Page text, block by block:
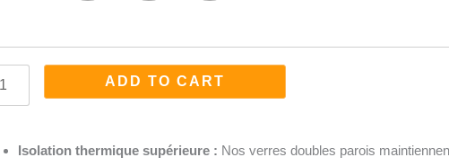
ADD TO CART
Isolation thermique supérieure : Nos verres doubles parois